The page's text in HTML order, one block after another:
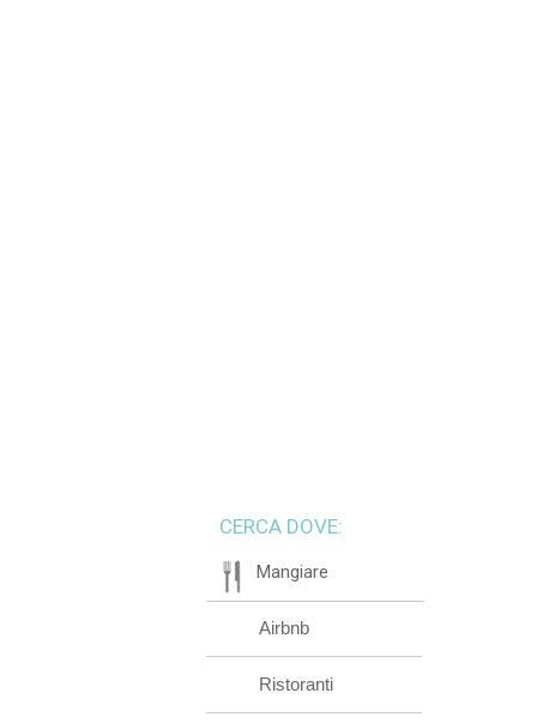
CERCA DOVE:
Mangiare
Airbnb
Ristoranti